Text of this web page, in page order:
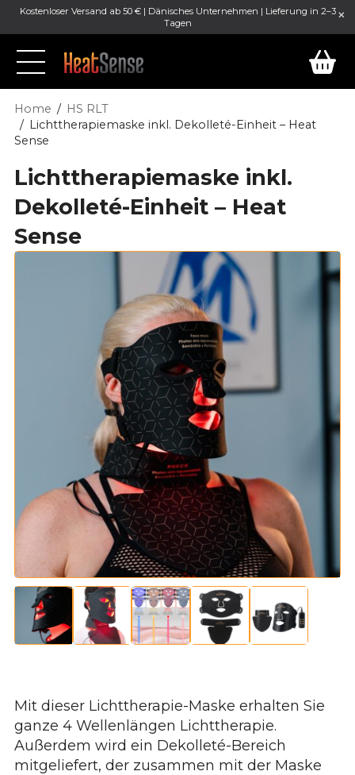
Kostenloser Versand ab 50 € | Dänisches Unternehmen | Lieferung in 2–3
Tagen
Home
HS RLT
Lichttherapiemaske inkl. Dekolleté-Einheit – Heat
Sense
Lichttherapiemaske inkl.
Dekolleté-Einheit – Heat
Sense
Mit dieser Lichttherapie-Maske erhalten Sie
ganze 4 Wellenlängen Lichttherapie.
Außerdem wird ein Dekolleté-Bereich
mitgeliefert, der zusammen mit der Maske